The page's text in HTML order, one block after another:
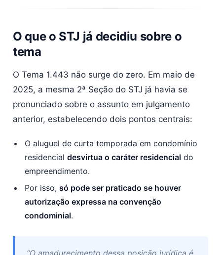
O que o STJ já decidiu sobre o
tema
O Tema 1.443 não surge do zero. Em maio de
2025, a mesma 2ª Seção do STJ já havia se
pronunciado sobre o assunto em julgamento
anterior, estabelecendo dois pontos centrais:
O aluguel de curta temporada em condomínio
residencial desvirtua o caráter residencial do
empreendimento.
Por isso, só pode ser praticado se houver
autorização expressa na convenção
condominial.